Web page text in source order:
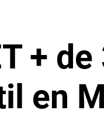
+
en